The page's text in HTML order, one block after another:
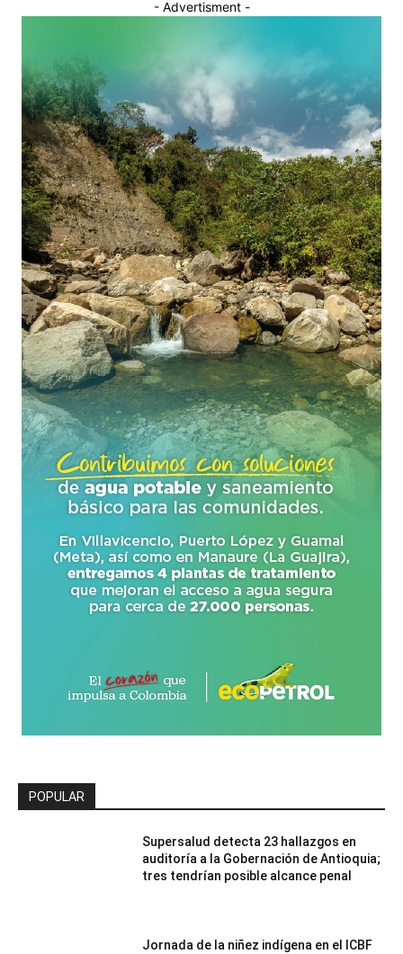
- Advertisment -
POPULAR
Supersalud detecta 23 hallazgos en
auditoría a la Gobernación de Antioquia;
tres tendrían posible alcance penal
Jornada de la niñez indígena en el ICBF